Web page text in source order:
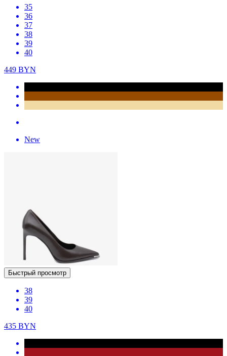
35
36
37
38
39
40
449 BYN
New
Быстрый просмотр
38
39
40
435 BYN